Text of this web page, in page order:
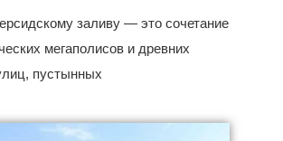
заливу — это сочетание
мегаполисов и древних
пустынных